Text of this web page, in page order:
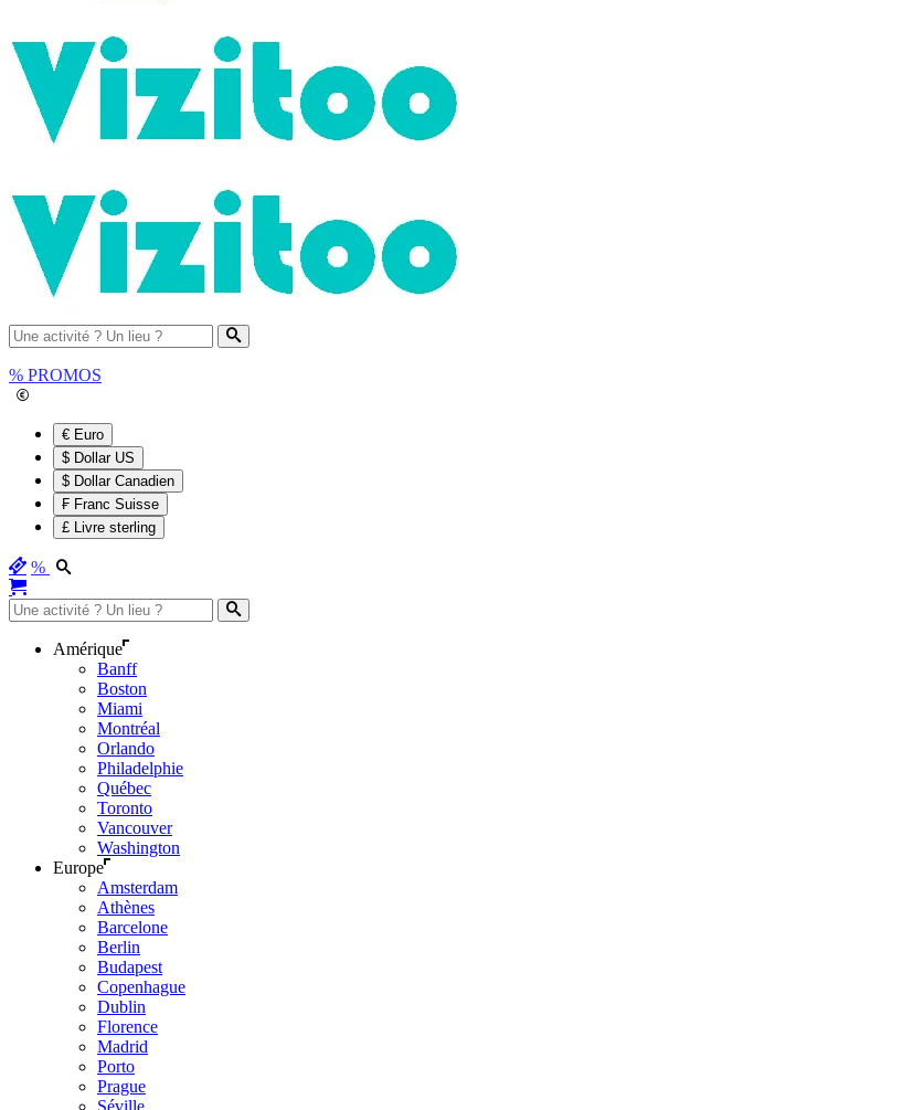
% PROMOS
€ Euro
$ Dollar US
$ Dollar Canadien
₣ Franc Suisse
£ Livre sterling
%
Amérique
Banff
Boston
Miami
Montréal
Orlando
Philadelphie
Québec
Toronto
Vancouver
Washington
Europe
Amsterdam
Athènes
Barcelone
Berlin
Budapest
Copenhague
Dublin
Florence
Madrid
Porto
Prague
Séville